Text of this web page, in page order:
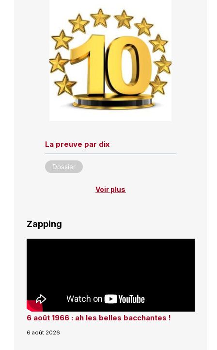
La preuve par dix
Dossier
Voir plus
Zapping
6 août 1966 : ah les belles bacchantes !
6 août 2026